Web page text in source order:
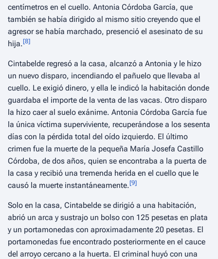
centímetros en el cuello. Antonia Córdoba García, que
también se había dirigido al mismo sitio creyendo que el
agresor se había marchado, presenció el asesinato de su
hija.[8]
Cintabelde regresó a la casa, alcanzó a Antonia y le hizo
un nuevo disparo, incendiando el pañuelo que llevaba al
cuello. Le exigió dinero, y ella le indicó la habitación donde
guardaba el importe de la venta de las vacas. Otro disparo
la hizo caer al suelo exánime. Antonia Córdoba García fue
la única víctima superviviente, recuperándose a los sesenta
días con la pérdida total del oído izquierdo. El último
crimen fue la muerte de la pequeña María Josefa Castillo
Córdoba, de dos años, quien se encontraba a la puerta de
la casa y recibió una tremenda herida en el cuello que le
causó la muerte instantáneamente.[9]
Solo en la casa, Cintabelde se dirigió a una habitación,
abrió un arca y sustrajo un bolso con 125 pesetas en plata
y un portamonedas con aproximadamente 20 pesetas. El
portamonedas fue encontrado posteriormente en el cauce
del arroyo cercano a la huerta. El criminal huyó con una